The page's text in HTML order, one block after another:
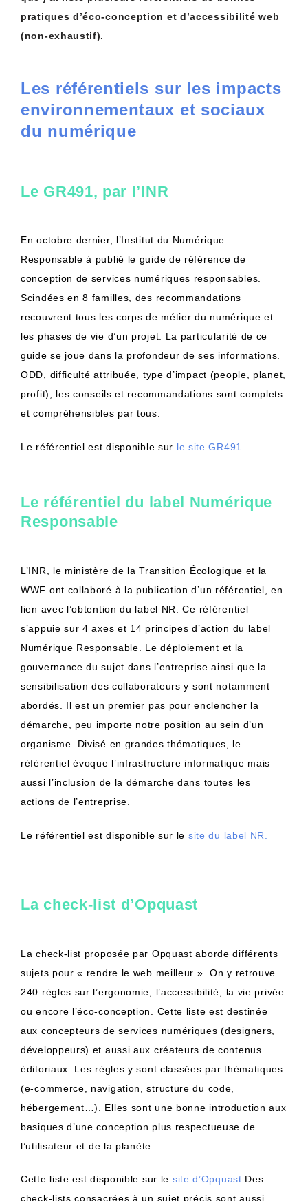
pratiques d’éco-conception et d’accessibilité web
(non-exhaustif).
Les référentiels sur les impacts
environnementaux et sociaux
du numérique
Le GR491, par l’INR
En octobre dernier, l’Institut du Numérique
Responsable à publié le guide de référence de
conception de services numériques responsables.
Scindées en 8 familles, des recommandations
recouvrent tous les corps de métier du numérique et
les phases de vie d’un projet. La particularité de ce
guide se joue dans la profondeur de ses informations.
ODD, difficulté attribuée, type d’impact (people, planet,
profit), les conseils et recommandations sont complets
et compréhensibles par tous.
Le référentiel est disponible sur le site GR491
Le référentiel du label Numérique
Responsable
L’INR, le ministère de la Transition Écologique et la
WWF ont collaboré à la publication d’un référentiel, en
lien avec l’obtention du label NR. Ce référentiel
s’appuie sur 4 axes et 14 principes d’action du label
Numérique Responsable. Le déploiement et la
gouvernance du sujet dans l’entreprise ainsi que la
sensibilisation des collaborateurs y sont notamment
abordés. Il est un premier pas pour enclencher la
démarche, peu importe notre position au sein d’un
organisme. Divisé en grandes thématiques, le
référentiel évoque l’infrastructure informatique mais
aussi l’inclusion de la démarche dans toutes les
actions de l’entreprise.
Le référentiel est disponible sur le site du label NR.
La check-list d’Opquast
La check-list proposée par Opquast aborde différents
sujets pour « rendre le web meilleur ». On y retrouve
240 règles sur l’ergonomie, l’accessibilité, la vie privée
ou encore l’éco-conception. Cette liste est destinée
aux concepteurs de services numériques (designers,
développeurs) et aussi aux créateurs de contenus
éditoriaux. Les règles y sont classées par thématiques
(e-commerce, navigation, structure du code,
hébergement…). Elles sont une bonne introduction aux
basiques d’une conception plus respectueuse de
l’utilisateur et de la planète.
Cette liste est disponible sur le site d’Opquast.Des
check-lists consacrées à un sujet précis sont aussi